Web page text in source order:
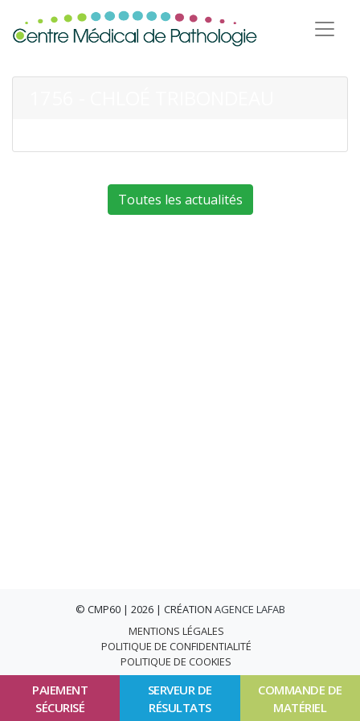
PAIEMENT
SÉCURISÉ
SERVEUR DE
RÉSULTATS
COMMANDE DE
MATÉRIEL
Toutes les actualités
© CMP60 | 2026 | CRÉATION AGENCE LAFAB
MENTIONS LÉGALES
POLITIQUE DE CONFIDENTIALITÉ
POLITIQUE DE COOKIES